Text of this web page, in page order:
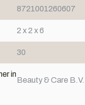
8721001260607
2 x 2 x 6
30
in
Beauty & Care